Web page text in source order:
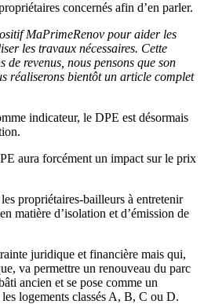
concernés afin d’en parler.
MaPrimeRenov pour aider les
les travaux nécessaires. Cette
de revenus, nous pensons que son
réaliserons bientôt un article complet
indicateur, le DPE est désormais
aura forcément un impact sur le prix
propriétaires-bailleurs à entretenir
matière d’isolation et d’émission de
juridique et financière mais qui,
va permettre un renouveau du parc
ancien et se pose comme un
logements classés A, B, C ou D.